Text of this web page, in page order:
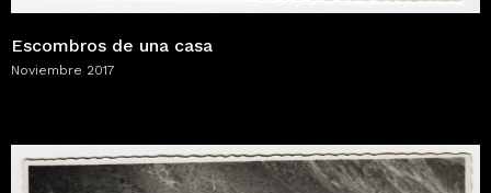
Escombros de una casa
Noviembre 2017